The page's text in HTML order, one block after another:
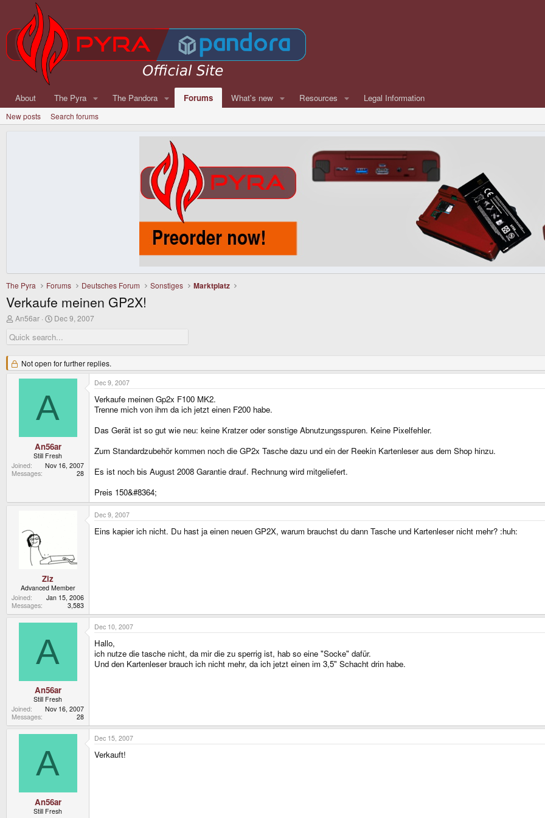
About The Pyra The Pandora Forums What's new Resources Legal Information
New posts Search forums
The Pyra Forums Deutsches Forum Sonstiges Marktplatz
Verkaufe meinen GP2X!
T
r
e
d
s
An56ar
S
a
r
d
a
t
Dec 9, 2007
Not open for further replies.
A
An56ar
Still Fresh
Joined
Nov 16, 2007
Messages
28
Dec 9, 2007
Verkaufe meinen Gp2x F100 MK2.
Trenne mich von ihm da ich jetzt einen F200 habe.
Das Gerät ist so gut wie neu: keine Kratzer oder sonstige Abnutzungsspuren. Keine Pixelfehler.
Zum Standardzubehör kommen noch die GP2x Tasche dazu und ein der Reekin Kartenleser aus dem Shop hinzu.
Es ist noch bis August 2008 Garantie drauf. Rechnung wird mitgeliefert.
Preis 150&#8364;
Ziz
Advanced Member
Joined
Jan 15, 2006
Messages
3,583
Dec 9, 2007
Eins kapier ich nicht. Du hast ja einen neuen GP2X, warum brauchst du dann Tasche und Kartenleser nicht mehr? :huh:
A
An56ar
Still Fresh
Joined
Nov 16, 2007
Messages
28
Dec 10, 2007
Hallo,
ich nutze die tasche nicht, da mir die zu sperrig ist, hab so eine "Socke" dafür.
Und den Kartenleser brauch ich nicht mehr, da ich jetzt einen im 3,5" Schacht drin habe.
A
An56ar
Still Fresh
Dec 15, 2007
Verkauft!